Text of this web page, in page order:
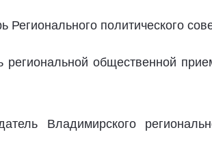
Регионального политического
региональной общественной
Владимирского